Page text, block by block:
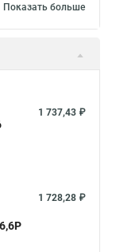
Показать больше
1 737,43 ₽
1 728,28 ₽